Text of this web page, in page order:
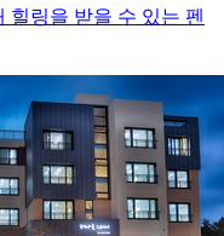
링을 받을 수 있는 펜